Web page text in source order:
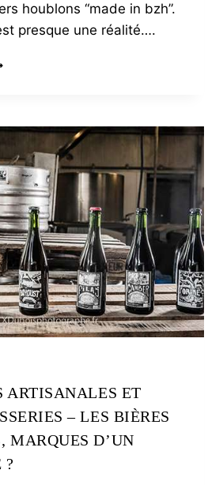
houblons “made in bzh”.
presque une réalité….
ARTISANALES ET
– LES BIÈRES
MARQUES D’UN
?